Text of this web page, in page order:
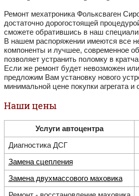
Ремонт мехатроника Фольксваген
достаточно дорогостоящей
сможете обратившись в наш
В нашем распоряжении имеются все
компоненты и лучшее, современное
позволяет устранить поломку в
Если же ремонт будет невозможен
предложим Вам установку нового
минимальной цене покупки агрегата и
Наши цены
Услуги автоцентра
Диагностика ДСГ
Замена сцепления
Замена двухмассового маховика